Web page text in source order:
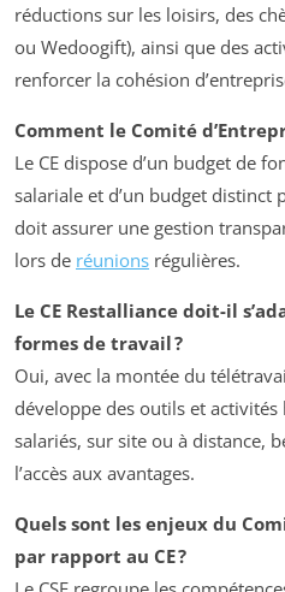
réductions sur les loisirs, des
ou Wedoogift), ainsi que des
renforcer la cohésion
Comment le Comité
Le CE dispose d’un budget de
salariale et d’un budget distinct
doit assurer une gestion
lors de réunions régulières.
Le CE Restalliance doit-il
formes de travail ?
Oui, avec la montée du
développe des outils et
salariés, sur site ou à distance,
l’accès aux avantages.
Quels sont les enjeux du
par rapport au CE ?